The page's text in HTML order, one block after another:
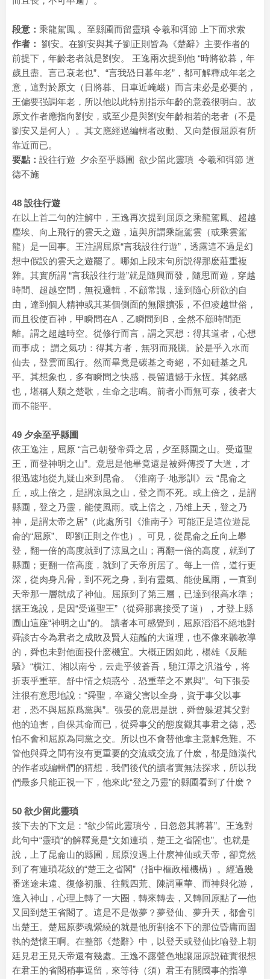
段意： 乘龍駕鳳 。至縣圃而留靈瑣 令羲和弭節 上下而求索
作者： 劉安。在劉安與其子劉正則皆為《楚辭》主要作者的
前提下，年齡老者就是劉安。 王逸兩次提到他 “時將欲暮，年
歲且盡。言己衰老也”、“言我恐日暮年老”，都可解釋成年老之
意，這對於原文（日將暮、日車近崦嵫）而言未必是必要的，
王偏要强調年老，所以他以此特別指示年齡的意義很明白。故
原文作者應指向劉安，或至少是與劉安年齡相若的老者（不是
劉安又是何人）。其文應經過編輯者改動、又向楚假屈原有所
靠近而已。
要點： 設往行遊 夕余至乎縣圃 欲少留此靈瑣 令羲和弭節 道
德不施
48 設往行遊
在以上首二句的注解中，王逸再次提到屈原之乘龍駕鳳、超越
塵埃、向上飛行的雲天之遊，這與所謂乘龍駕雲（或乘雲駕
龍）是一回事。王注謂屈原“言我設往行遊”，透露這不過是幻
想中假設的雲天之遊罷了。哪如上段末句所説得那麽莊重複
雜。其實所謂 “言我設往行遊”就是隨興而發，隨思而遊，穿越
時間、超越空間，無視邏輯，不顧常識，達到隨心所欲的自
由，達到個人精神或其某個側面的無限擴張，不但凌越世俗，
而且役使百神，甲瞬間在A，乙瞬間到B，全然不顧時間距
離。謂之超越時空。從修行而言，謂之冥想：得其道者，心想
而事成； 謂之氣功：得其方者，無羽而飛騰。於是乎入水而
仙去，登雲而風行。然而畢竟是碳基之奇絕，不如硅基之凡
平。其想象也，多有瞬間之快感，長留遺憾于永恆。其銘感
也，堪稱人類之楚歌，生命之悲鳴。前者小而無可奈，後者大
而不能平。
49 夕余至乎縣圃
依王逸注，屈原 “言己朝發帝舜之居，夕至縣圃之山。受道聖
王，而登神明之山”。意思是他畢竟還是被舜傳授了大道，才
很迅速地從九疑山來到昆侖。《淮南子·地形訓》云 “昆侖之
丘，或上倍之，是謂凉風之山，登之而不死。或上倍之，是謂
縣圃，登之乃靈，能使風雨。或上倍之，乃维上天，登之乃
神，是謂太帝之居”（此處所引《淮南子》可能正是這位遊昆
侖的“屈原”、 即劉正則之作也）。可見，從昆侖之丘向上攀
登，翻一倍的高度就到了涼風之山；再翻一倍的高度，就到了
縣圃；更翻一倍高度，就到了天帝所居了。每上一倍，道行更
深，從肉身凡骨，到不死之身，到有靈氣、能使風雨，一直到
天帝那一層就成了神仙。屈原到了第三層，已達到很高水準；
据王逸說，是因“受道聖王”（從舜那裏接受了道），才登上縣
圃山這座“神明之山”的。 讀者本可感覺到，屈原滔滔不絕地對
舜談古今為君者之成敗及賢人葅醢的大道理，也不像來聽教導
的，舜也未對他面授什麽機宜。大概正因如此，楊雄《反離
騷》“横江、湘以南兮，云走乎彼蒼吾，馳江潭之汎溢兮，将
折衷乎重華。舒中情之煩惑兮，恐重華之不累與”。句下張晏
注很有意思地說：“舜聖，卒避父害以全身，資于事父以事
君，恐不與屈原爲黨與”。張晏的意思是說，舜曾躲避其父對
他的迫害，自保其命而已，從舜事父的態度觀其事君之德，恐
怕不會和屈原為同黨之交。所以也不會替他拿主意解危難。不
管他與舜之間有沒有更重要的交流或交流了什麽，都是隨漢代
的作者或編輯們的猜想，我們後代的讀者實無法探求，所以我
們最多只能正視一下，他來此“登之乃靈”的縣圃看到了什麽？
50 欲少留此靈瑣
接下去的下文是：“欲少留此靈瑣兮，日忽忽其將暮”。王逸對
此句中“靈瑣“的解釋竟是“文如連瑣，楚王之省閤也”。也就是
說，上了昆侖山的縣圃，屈原沒遇上什麽神仙或天帝，卻竟然
到了有連瑣花紋的“楚王之省閣”（指中樞政權機構）。經過幾
番迷途未遠、復修初服、往觀四荒、陳詞重華、而神與化游，
進入神山，心理上轉了一大圈，轉來轉去，又轉回原點了—他
又回到楚王省閣了。這是不是做夢？夢登仙、夢升天，都會引
出楚王。楚屈原夢魂縈繞的就是他所割捨不下的那位昏庸而固
執的楚懷王啊。在整部《楚辭》中，以登天或登仙比喻登上朝
廷見君王見天帝還有幾處。王逸不露聲色地讓屈原説確實很想
在君王的省閣稍事逗留，來等待（須）君王有關國事的指導